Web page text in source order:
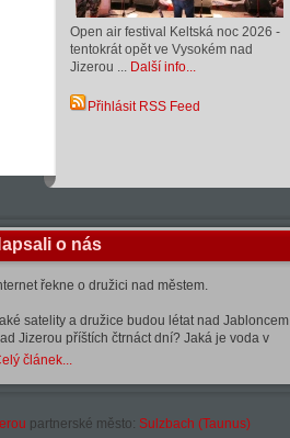
Open air festival Keltská noc 2026 -
tentokrát opět ve Vysokém nad
Jizerou ... Další info...
Přihlásit RSS Feed
o nás
řekne o družici nad městem.
satelity a družice budou létat nad Jabloncem
Jizerou příštích čtrnáct dní? Jaká je voda v
článek...
partnerské město: Sulzbach (Taunus)